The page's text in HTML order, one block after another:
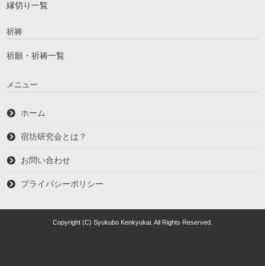
縁切り一覧
祈祷
祈願・祈祷一覧
メニュー
ホーム
宿坊研究会とは？
お問い合わせ
プライバシーポリシー
Copyright (C) Syukubo Kenkyukai. All Rights Reserved.